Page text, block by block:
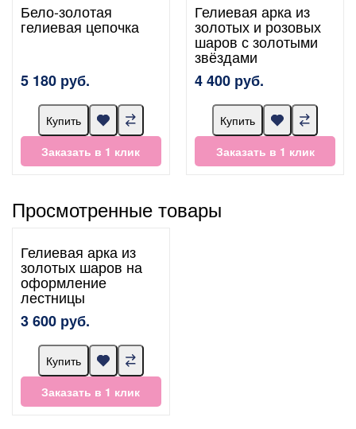
Бело-золотая
гелиевая цепочка
5 180 руб.
Купить
Заказать в 1 клик
Гелиевая арка из
золотых и розовых
шаров с золотыми
звёздами
4 400 руб.
Купить
Заказать в 1 клик
Просмотренные товары
Гелиевая арка из
золотых шаров на
оформление
лестницы
3 600 руб.
Купить
Заказать в 1 клик